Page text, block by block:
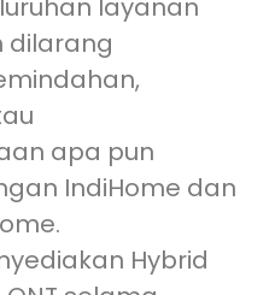
layanan
dilarang
apa pun
IndiHome dan
Hybrid